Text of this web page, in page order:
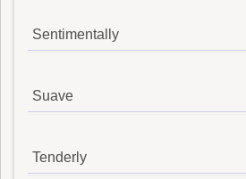
Sentimentally
Suave
Tenderly